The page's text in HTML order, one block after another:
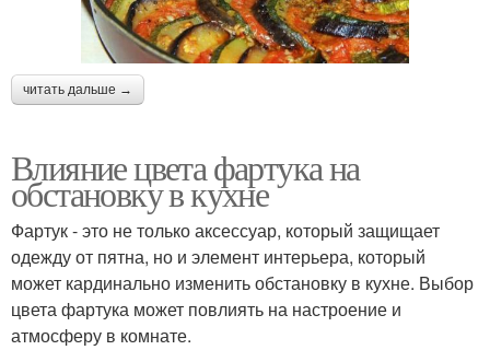
читать дальше →
Влияние цвета фартука на
обстановку в кухне
Фартук - это не только аксессуар, который защищает
одежду от пятна, но и элемент интерьера, который
может кардинально изменить обстановку в кухне. Выбор
цвета фартука может повлиять на настроение и
атмосферу в комнате.